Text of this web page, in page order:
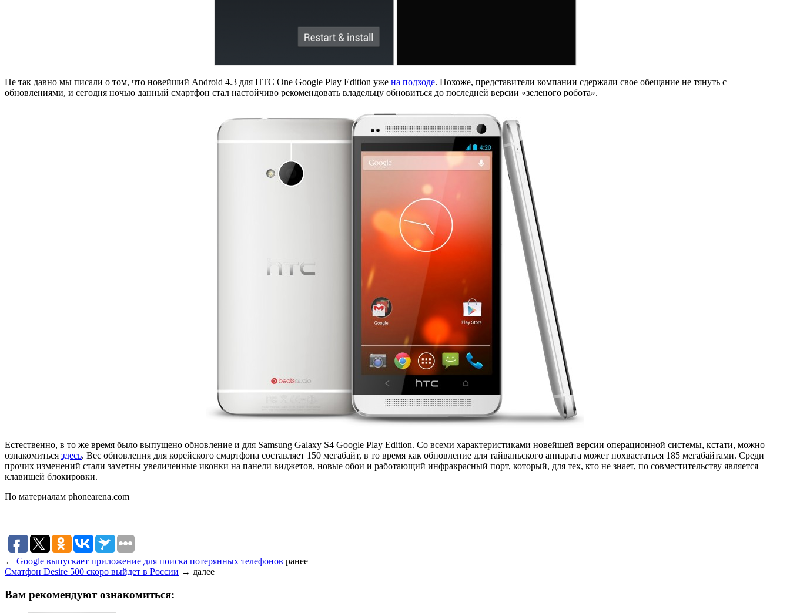
Не так давно мы писали о том, что новейший Android 4.3 для HTC One Google Play Edition уже на подходе. Похоже, представители компании сдержали свое обещание не тянуть с
обновлениями, и сегодня ночью данный смартфон стал настойчиво рекомендовать владельцу обновиться до последней версии «зеленого робота».
Естественно, в то же время было выпущено обновление и для Samsung Galaxy S4 Google Play Edition. Со всеми характеристиками новейшей версии операционной системы, кстати, можно
ознакомиться здесь. Вес обновления для корейского смартфона составляет 150 мегабайт, в то время как обновление для тайваньского аппарата может похвастаться 185 мегабайтами. Среди
прочих изменений стали заметны увеличенные иконки на панели виджетов, новые обои и работающий инфракрасный порт, который, для тех, кто не знает, по совместительству является
клавишей блокировки.
По материалам phonearena.com
← Google выпускает приложение для поиска потерянных телефонов ранее
Сматфон Desire 500 скоро выйдет в России → далее
Вам рекомендуют ознакомиться: